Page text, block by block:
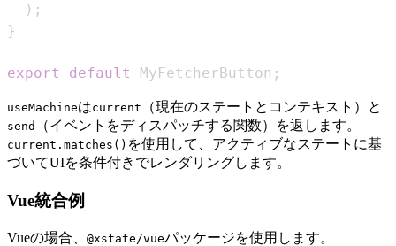
) ;
}
export default MyFetcherButton ;
useMachineはcurrent （現在のステートとコンテキスト）と
send （イベントをディスパッチする関数）を返します。
current.matches() を使用して、アクティブなステートに基
づいてUIを条件付きでレンダリングします。
Vue統合例
Vueの場合、 @xstate/vueパッケージを使用します。